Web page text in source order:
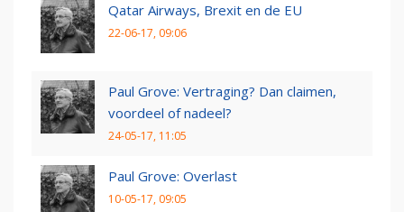
Qatar Airways, Brexit en de EU
22-06-17, 09:06
Paul Grove: Vertraging? Dan claimen,
voordeel of nadeel?
24-05-17, 11:05
Paul Grove: Overlast
10-05-17, 09:05